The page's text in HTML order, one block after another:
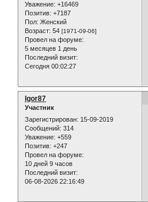
Уважение: +16469
Позитив: +7187
Пол: Женский
Возраст: 54 [1971-09-06]
Провел на форуме:
5 месяцев 1 день
Последний визит:
Сегодня 00:02:27
Igor87
Участник
Зарегистрирован: 15-09-2019
Сообщений: 314
Уважение: +559
Позитив: +247
Провел на форуме:
10 дней 9 часов
Последний визит:
06-08-2026 22:16:49